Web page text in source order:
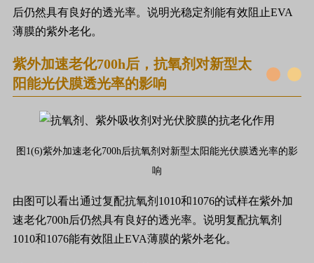
后仍然具有良好的透光率。说明光稳定剂能有效阻止EVA
薄膜的紫外老化。
紫外加速老化700h后，抗氧剂对新型太
阳能光伏膜透光率的影响
图1(6)紫外加速老化700h后抗氧剂对新型太阳能光伏膜透光率的影
响
由图可以看出通过复配抗氧剂1010和1076的试样在紫外加
速老化700h后仍然具有良好的透光率。说明复配抗氧剂
1010和1076能有效阻止EVA薄膜的紫外老化。